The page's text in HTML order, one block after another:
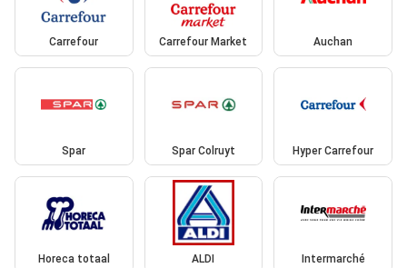
Carrefour Carrefour Market Auchan
Spar Spar Colruyt Hyper Carrefour
Horeca totaal ALDI Intermarché